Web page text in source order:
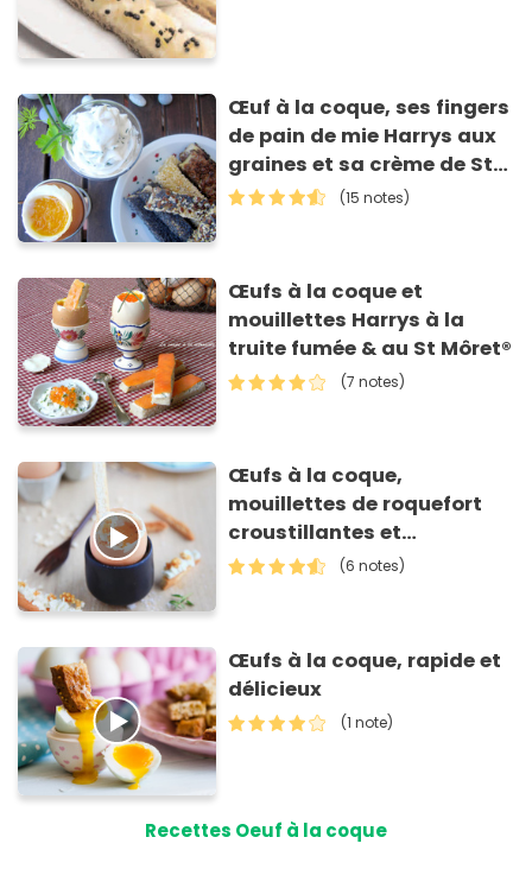
Œuf à la coque, ses fingers
de pain de mie Harrys aux
graines et sa crème de St
Môret® à la ciboulette
(15 notes)
Œufs à la coque et
mouillettes Harrys à la
truite fumée & au St Môret®
(7 notes)
Œufs à la coque,
mouillettes de roquefort
croustillantes et
voluptueuses(6 notes)
Œufs à la coque, rapide et
délicieux
(1 note)
Recettes Oeuf à la coque